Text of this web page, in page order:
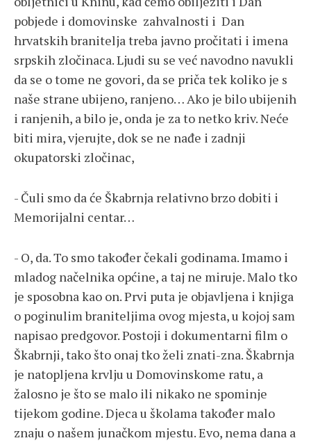
pobjede i domovinske zahvalnosti i Dan
hrvatskih branitelja treba javno pročitati i imena
srpskih zločinaca. Ljudi su se već navodno navukli
da se o tome ne govori, da se priča tek koliko je s
naše strane ubijeno, ranjeno… Ako je bilo ubijenih
i ranjenih, a bilo je, onda je za to netko kriv. Neće
biti mira, vjerujte, dok se ne nađe i zadnji
okupatorski zločinac,
- Čuli smo da će Škabrnja relativno brzo dobiti i
Memorijalni centar…
- O, da. To smo također čekali godinama. Imamo i
mladog načelnika općine, a taj ne miruje. Malo tko
je sposobna kao on. Prvi puta je objavljena i knjiga
o poginulim braniteljima ovog mjesta, u kojoj sam
napisao predgovor. Postoji i dokumentarni film o
Škabrnji, tako što onaj tko želi znati-zna. Škabrnja
je natopljena krvlju u Domovinskome ratu, a
žalosno je što se malo ili nikako ne spominje
tijekom godine. Djeca u školama također malo
znaju o našem junačkom mjestu. Evo, nema dana a